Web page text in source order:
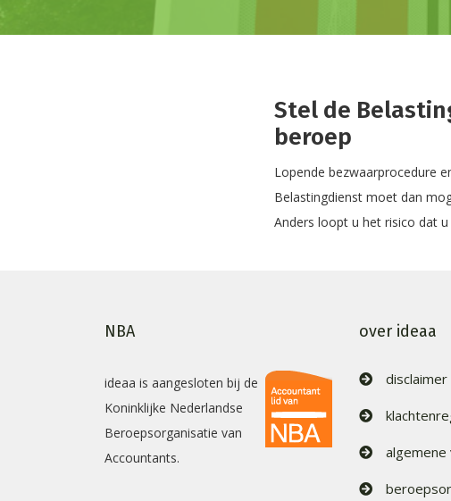
Stel de
beroep
Lopende bezwaarprocedure
Belastingdienst moet dan
Anders loopt u het risico dat
NBA
ideaa is aangesloten bij de
Koninklijke Nederlandse
Beroepsorganisatie van
Accountants.
over ideaa
disclaimer